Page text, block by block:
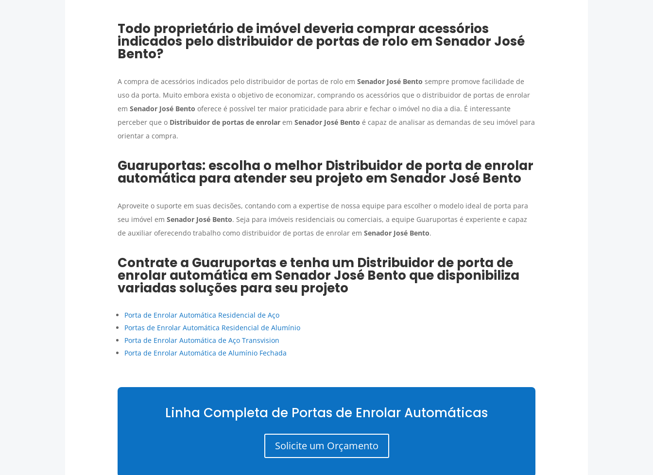
Todo proprietário de imóvel deveria comprar acessórios
indicados pelo distribuidor de portas de rolo em Senador José
Bento?
A compra de acessórios indicados pelo distribuidor de portas de rolo em Senador José Bento sempre promove facilidade de
uso da porta. Muito embora exista o objetivo de economizar, comprando os acessórios que o distribuidor de portas de enrolar
em Senador José Bento oferece é possível ter maior praticidade para abrir e fechar o imóvel no dia a dia. É interessante
perceber que o Distribuidor de portas de enrolarem Senador José Bento é capaz de analisar as demandas de seu imóvel para
orientar a compra.
Guaruportas: escolha o melhor Distribuidor de porta de enrolar
automática para atender seu projeto em Senador José Bento
Aproveite o suporte em suas decisões, contando com a expertise de nossa equipe para escolher o modelo ideal de porta para
seu imóvel em Senador José Bento. Seja para imóveis residenciais ou comerciais, a equipe Guaruportas é experiente e capaz
de auxiliar oferecendo trabalho como distribuidor de portas de enrolar em Senador José Bento.
Contrate a Guaruportas e tenha um Distribuidor de porta de
enrolar automática em Senador José Bento que disponibiliza
variadas soluções para seu projeto
Porta de Enrolar Automática Residencial de Aço
Portas de Enrolar Automática Residencial de Alumínio
Porta de Enrolar Automática de Aço Transvision
Porta de Enrolar Automática de Alumínio Fechada
Linha Completa de Portas de Enrolar Automáticas
Solicite um Orçamento